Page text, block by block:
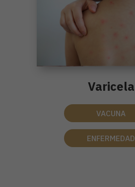
Varicela
VACUNA
ENFERMEDAD